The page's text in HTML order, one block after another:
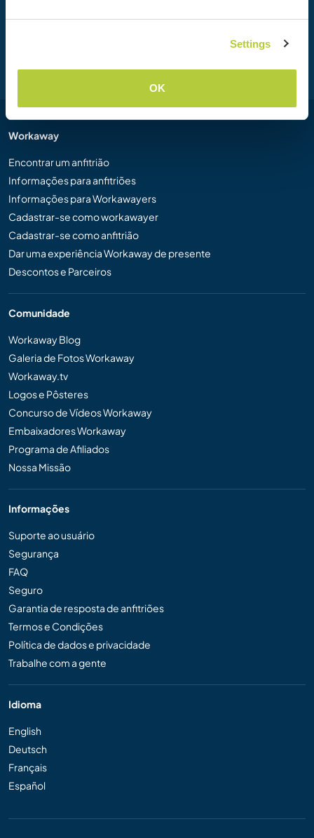
Settings
OK
Workaway
Encontrar um anfitrião
Informações para anfitriões
Informações para Workawayers
Cadastrar-se como workawayer
Cadastrar-se como anfitrião
Dar uma experiência Workaway de presente
Descontos e Parceiros
Comunidade
Workaway Blog
Galeria de Fotos Workaway
Workaway.tv
Logos e Pôsteres
Concurso de Vídeos Workaway
Embaixadores Workaway
Programa de Afiliados
Nossa Missão
Informações
Suporte ao usuário
Segurança
FAQ
Seguro
Garantia de resposta de anfitriões
Termos e Condições
Política de dados e privacidade
Trabalhe com a gente
Idioma
English
Deutsch
Français
Español